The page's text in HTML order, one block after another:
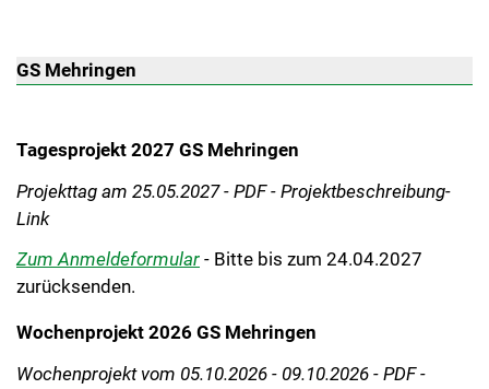
GS Mehringen
Tagesprojekt 2027 GS Mehringen
Projekttag am 25.05.2027 - PDF - Projektbeschreibung-
Link
Zum Anmeldeformular - Bitte bis zum 24.04.2027
zurücksenden.
Wochenprojekt 2026 GS Mehringen
Wochenprojekt vom 05.10.2026 - 09.10.2026 - PDF -